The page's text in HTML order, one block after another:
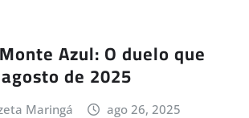
Azul: O duelo que
de 2025
Maringá ago 26, 2025